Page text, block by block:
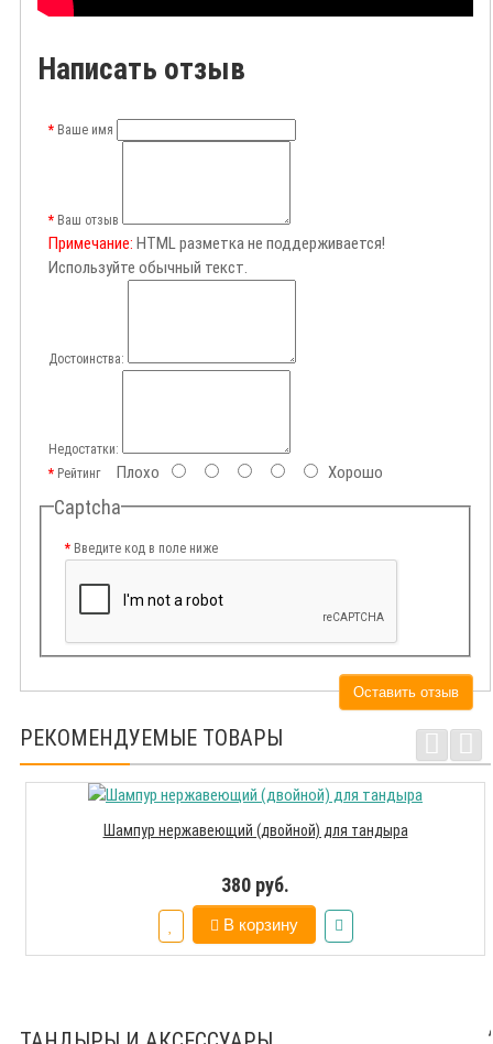
Написать отзыв
Ваше имя
Ваш отзыв
Примечание: HTML разметка не поддерживается!
Используйте обычный текст.
Достоинства:
Недостатки:
РейтингПлохо Хорошо
Captcha
Введите код в поле ниже
Оставить отзыв
РЕКОМЕНДУЕМЫЕ ТОВАРЫ
Шампур нержавеющий (двойной) для тандыра
380 руб.
В корзину